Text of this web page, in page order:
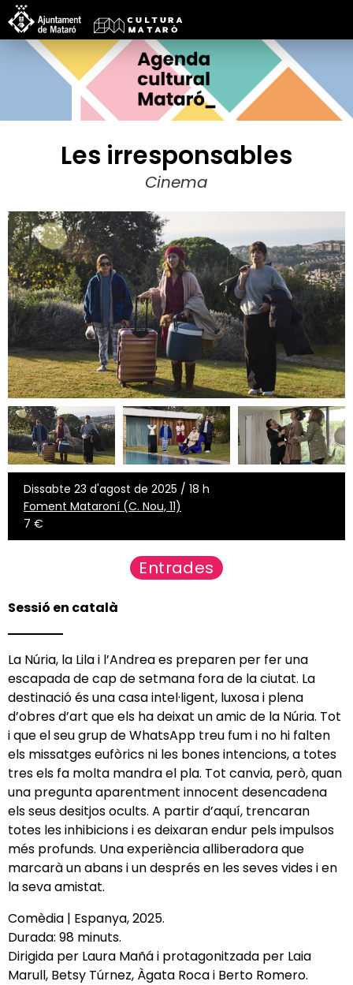
Les irresponsables
Cinema
Dissabte 23 d'agost de 2025 / 18 h
Foment Mataroní (C. Nou, 11)
7 €
Entrades
Sessió en català
La Núria, la Lila i l’Andrea es preparen per fer una
escapada de cap de setmana fora de la ciutat. La
destinació és una casa intel·ligent, luxosa i plena
d’obres d’art que els ha deixat un amic de la Núria. Tot
i que el seu grup de WhatsApp treu fum i no hi falten
els missatges eufòrics ni les bones intencions, a totes
tres els fa molta mandra el pla. Tot canvia, però, quan
una pregunta aparentment innocent desencadena
els seus desitjos ocults. A partir d’aquí, trencaran
totes les inhibicions i es deixaran endur pels impulsos
més profunds. Una experiència alliberadora que
marcarà un abans i un després en les seves vides i en
la seva amistat.
Comèdia | Espanya, 2025.
Durada: 98 minuts.
Dirigida per Laura Mañái protagonitzada per Laia
Marull, Betsy Túrnez, Àgata Roca i Berto Romero.